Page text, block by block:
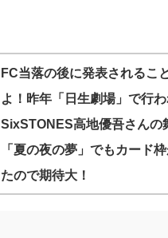
FC当落の後に発表されるこ
よ！昨年「日生劇場」で行
SixSTONES高地優吾さんの
「夏の夜の夢」でもカード
たので期待大！